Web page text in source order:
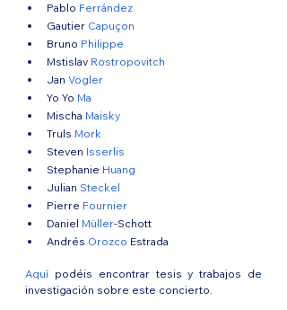
Pablo Ferrández
Gautier Capuçon
Bruno Philippe
Mstislav Rostropovitch
Jan Vogler
Yo Yo Ma
Mischa Maisky
Truls Mork
Steven Isserlis
Stephanie Huang
Julian Steckel
Pierre Fournier
Daniel Müller-Schott
Andrés Orozco Estrada
Aquí podéis encontrar tesis y trabajos de
investigación sobre este concierto.